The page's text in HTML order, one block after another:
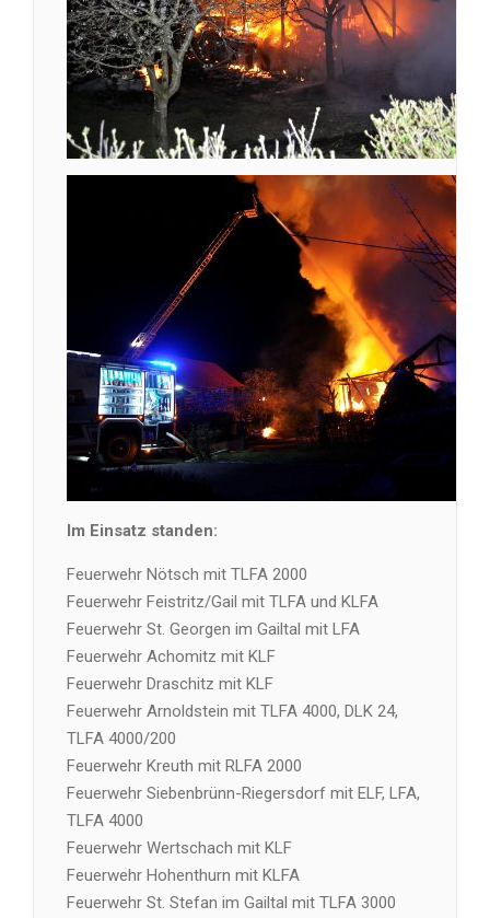
Im Einsatz standen:
Feuerwehr Nötsch mit TLFA 2000
Feuerwehr Feistritz/Gail mit TLFA und KLFA
Feuerwehr St. Georgen im Gailtal mit LFA
Feuerwehr Achomitz mit KLF
Feuerwehr Draschitz mit KLF
Feuerwehr Arnoldstein mit TLFA 4000, DLK 24,
TLFA 4000/200
Feuerwehr Kreuth mit RLFA 2000
Feuerwehr Siebenbrünn-Riegersdorf mit ELF, LFA,
TLFA 4000
Feuerwehr Wertschach mit KLF
Feuerwehr Hohenthurn mit KLFA
Feuerwehr St. Stefan im Gailtal mit TLFA 3000